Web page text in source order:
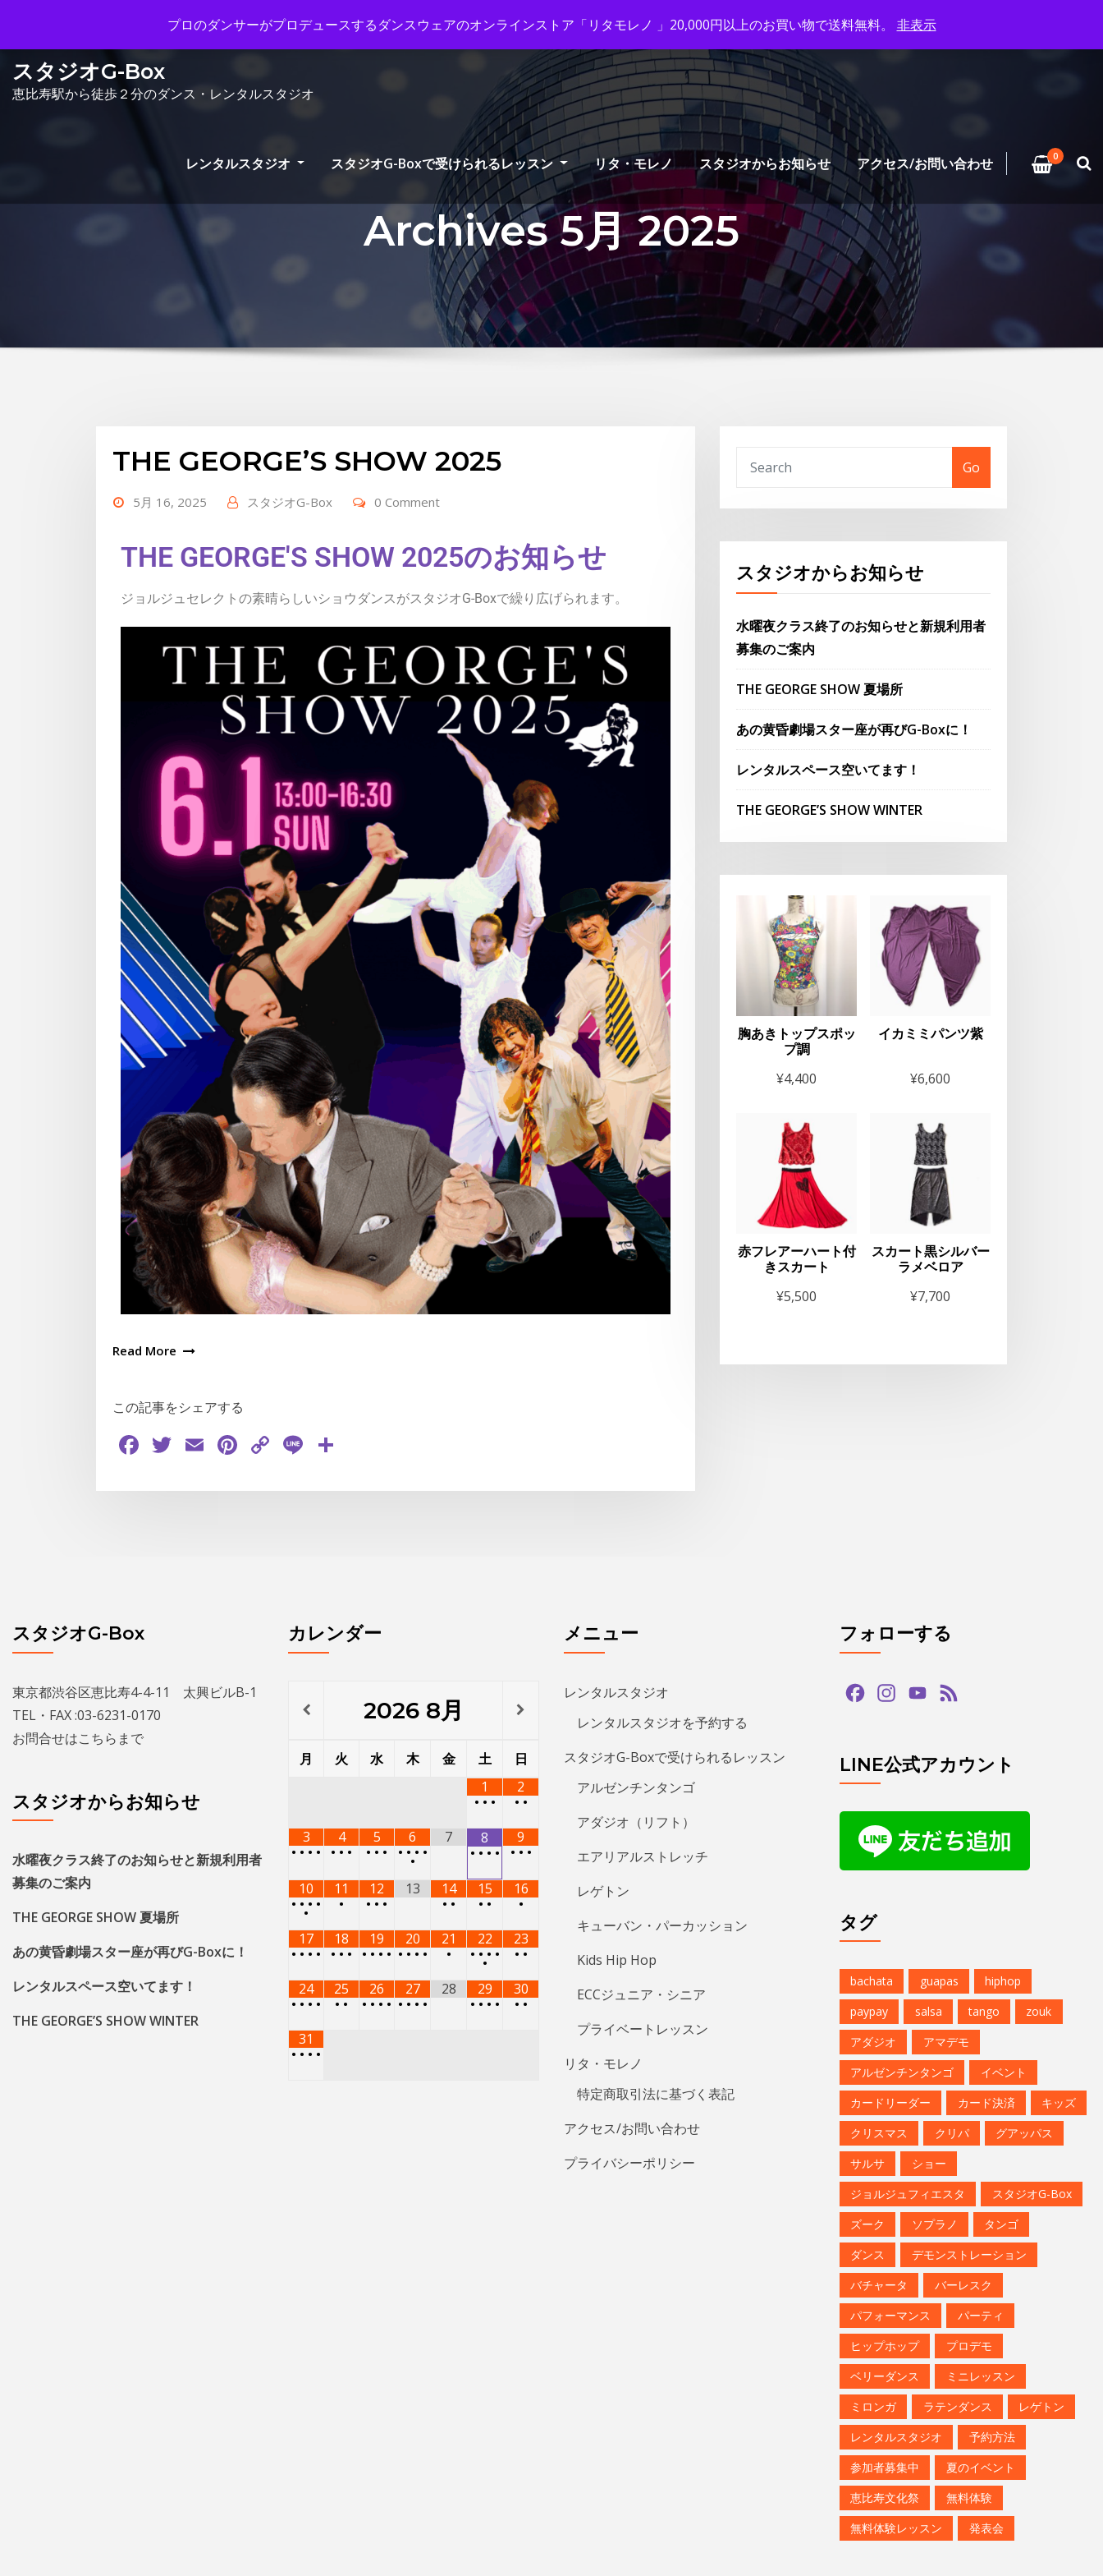
Mon - Sun 10.00 - 23.00 info@gbox-tango.com +03-6231-0170
スタジオG-Box
恵比寿駅から徒歩２分のダンス・レンタルスタジオ
レンタルスタジオ スタジオG-Boxで受けられるレッスン リタ・モレノ スタジオからお知らせ アクセス/お問い合わせ 0
Archives 5月 2025
THE GEORGE’S SHOW 2025
5月 16, 2025 スタジオG-Box 0 Comment
THE GEORGE'S SHOW 2025のお知らせ
ジョルジュセレクトの素晴らしいショウダンスがスタジオG-Boxで繰り広げられます。
Read More
この記事をシェアする
Facebook
Twitter
EmailPinterest
Copy
Line
Go
スタジオからお知らせ
水曜夜クラス終了のお知らせと新規利用者
募集のご案内
THE GEORGE SHOW 夏場所
あの黄昏劇場スター座が再びG-Boxに！
レンタルスペース空いてます！
THE GEORGE’S SHOW WINTER
胸あきトップスポッ
プ調
¥4,400
イカミミパンツ紫
¥6,600
赤フレアーハート付
きスカート
¥5,500
スカート黒シルバー
ラメベロア
¥7,700
スタジオG-Box
東京都渋谷区恵比寿4-4-11 太興ビルB-1
TEL・FAX :03-6231-0170
お問合せはこちら まで
スタジオからお知らせ
水曜夜クラス終了のお知らせと新規利用者
募集のご案内
THE GEORGE SHOW 夏場所
あの黄昏劇場スター座が再びG-Boxに！
レンタルスペース空いてます！
THE GEORGE’S SHOW WINTER
カレンダー
2026 8月
月 火 水 木 金 土
日
1
•••
2
••
3
••••
4
•••
5
•••
6
••••
•
7
8
••••
9
•••
10
••••
•
11
•
12
•••
13
14
••
15
••
16
•
17
••••
18
•••
19
••••
20
••••
21
•
22
••••
•
23
••
24
••••
25
••
26
••••
27
••••
28
29
••••
30
••
31
••••
メニュー
レンタルスタジオ
レンタルスタジオを予約する
スタジオG-Boxで受けられるレッスン
アルゼンチンタンゴ
アダジオ（リフト）
エアリアルストレッチ
レゲトン
キューバン・パーカッション
Kids Hip Hop
ECCジュニア・シニア
プライベートレッスン
リタ・モレノ
特定商取引法に基づく表記
アクセス/お問い合わせ
プライバシーポリシー
フォローする
FacebookInstagramYouTube
LINE公式アカウント
タグ
bachata guapas
hiphop
paypay
salsa tango
zouk
アダジオ
アマデモ
アルゼンチンタンゴ
イベント
カードリーダー
カード決済
キッズ
クリスマス
クリパ
グアッパス
サルサ
ショー
ジョルジュフィエスタ
スタジオG-Box
ズーク
ソプラノ
タンゴ
ダンス
デモンストレーション
バチャータ
バーレスク
パフォーマンス
パーティ
ヒップホップ
プロデモ
ベリーダンス
ミニレッスン
ミロンガ
ラテンダンス
レゲトン
レンタルスタジオ
予約方法
参加者募集中
夏のイベント
恵比寿文化祭
無料体験
無料体験レッスン
発表会
プロのダンサーがプロデュースするダンスウェアのオンラインストア「リタモレノ 」20,000円以上のお買い物で送料無料。 非表示